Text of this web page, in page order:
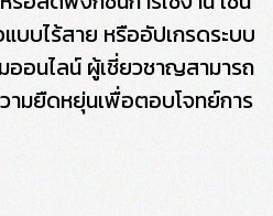
บบไร้สาย หรืออัปเกรดระบบ
ออนไลน์ ผู้เชี่ยวชาญสามารถ
ามยืดหยุ่นเพื่อตอบโจทย์การ